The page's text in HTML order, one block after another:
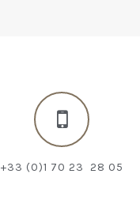
+33 (0)1 70 23 28 05